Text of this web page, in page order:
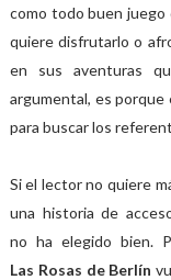
como todo buen juego
quiere disfrutarlo o
en sus aventuras
argumental, es
para buscar los
Si el lector no quiere
una historia de
no ha elegido bien.
Las Rosas de Berlín